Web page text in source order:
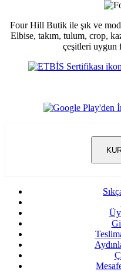
Four Hill Butik ile şık ve
Elbise, takım, tulum, crop,
çeşitleri uygun